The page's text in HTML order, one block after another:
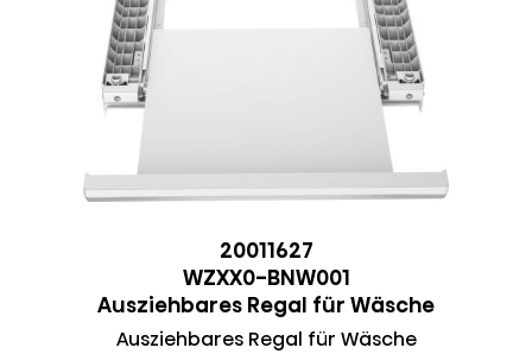
20011627
WZXX0-BNW001
Ausziehbares Regal für Wäsche
Ausziehbares Regal für Wäsche